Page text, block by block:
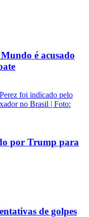
é acusado
por Trump para
de golpes